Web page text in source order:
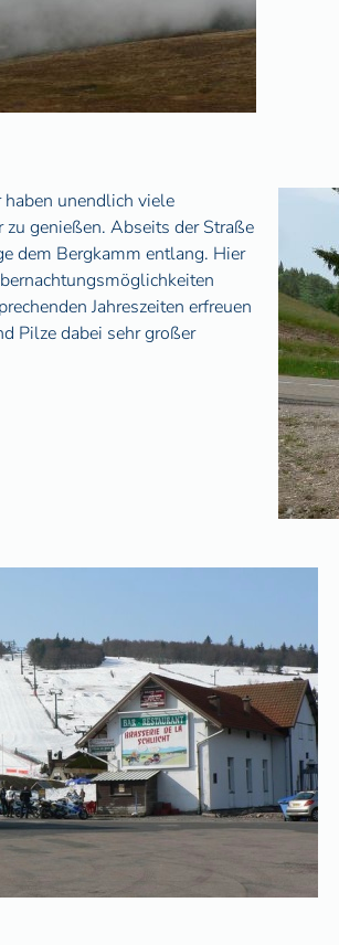
unendlich viele
genießen. Abseits der Straße
dem Bergkamm entlang. Hier
Jahreszeiten erfreuen
Pilze dabei sehr großer